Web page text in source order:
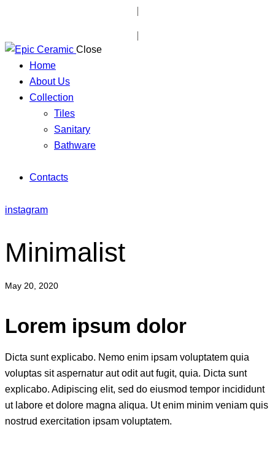
Close
Home
About Us
Collection
Tiles
Sanitary
Bathware
Contacts
instagram
Minimalist
May 20, 2020
Lorem ipsum dolor
Dicta sunt explicabo. Nemo enim ipsam voluptatem quia
voluptas sit aspernatur aut odit aut fugit, quia. Dicta sunt
explicabo. Adipiscing elit, sed do eiusmod tempor incididunt
ut labore et dolore magna aliqua. Ut enim minim veniam quis
nostrud exercitation ipsam voluptatem.